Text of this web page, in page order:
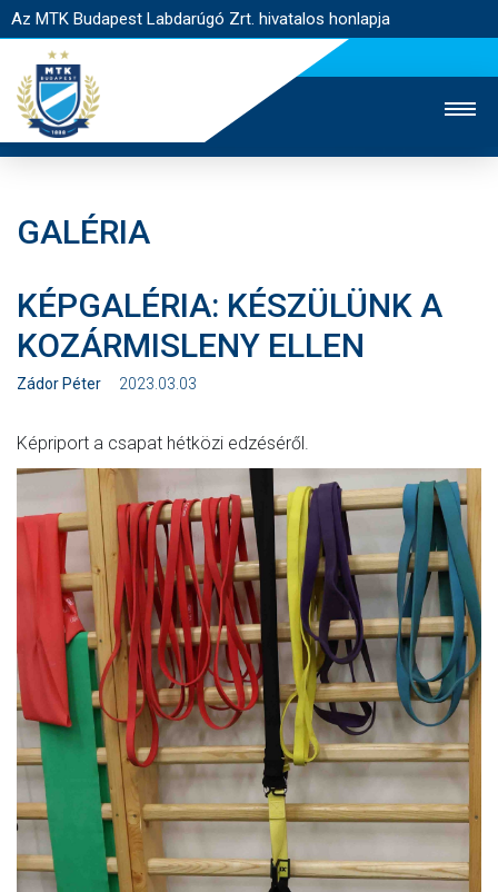
Az MTK Budapest Labdarúgó Zrt. hivatalos honlapja
JEGYÉRTÉKESÍTÉS
WEBSHOP
STADION
EGYESÜLET
KAPCSOLAT
HÍREK
CSAPATOK
MÉRKŐZÉSEK
KLUB
GALÉRIA
SZURKOLÓI ÉLMÉNYEK
AKKREDITÁCIÓ
GALÉRIA
KÉPGALÉRIA: KÉSZÜLÜNK A
KOZÁRMISLENY ELLEN
Zádor Péter 2023.03.03
Képriport a csapat hétközi edzéséről.